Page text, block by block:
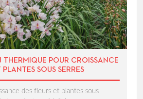
THERMIQUE POUR CROISSANCE
PLANTES SOUS SERRES
des fleurs et plantes sous